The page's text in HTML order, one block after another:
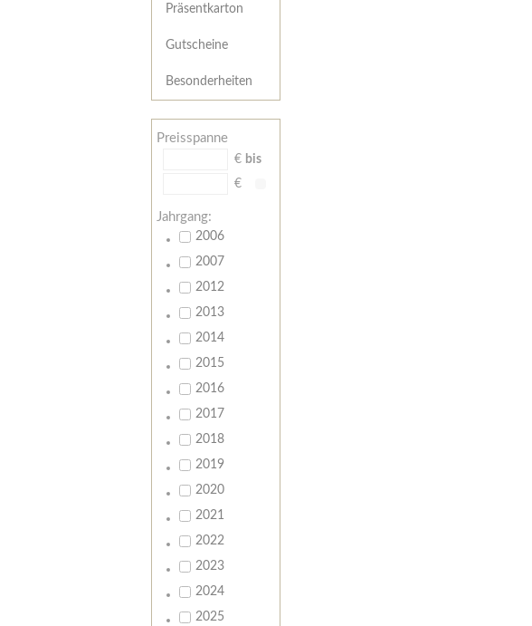
Präsentkarton
Gutscheine
Besonderheiten
Preisspanne
€ bis
€
Jahrgang:
2006
2007
2012
2013
2014
2015
2016
2017
2018
2019
2020
2021
2022
2023
2024
2025